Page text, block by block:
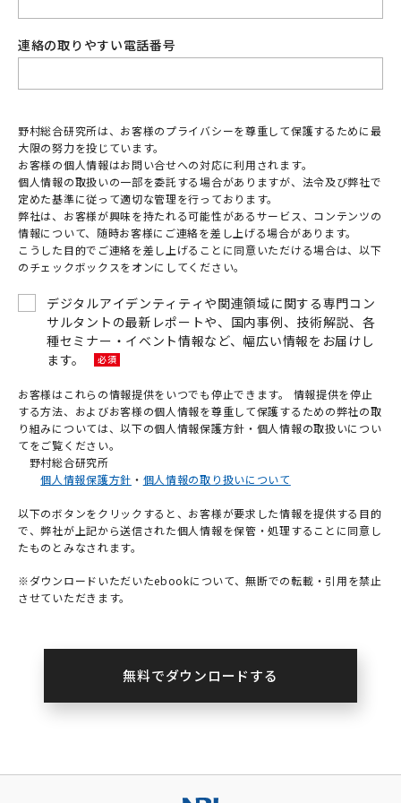
連絡の取りやすい電話番号
野村総合研究所は、お客様のプライバシーを尊重して保護するために最
大限の努力を投じています。
お客様の個人情報はお問い合せへの対応に利用されます。
個人情報の取扱いの一部を委託する場合がありますが、法令及び弊社で
定めた基準に従って適切な管理を行っております。
弊社は、お客様が興味を持たれる可能性があるサービス、コンテンツの
情報について、随時お客様にご連絡を差し上げる場合があります。
こうした目的でご連絡を差し上げることに同意いただける場合は、以下
のチェックボックスをオンにしてください。
デジタルアイデンティティや関連領域に関する専門コン
サルタントの最新レポートや、国内事例、技術解説、各
種セミナー・イベント情報など、幅広い情報をお届けし
ます。
お客様はこれらの情報提供をいつでも停止できます。 情報提供を停止
する方法、およびお客様の個人情報を尊重して保護するための弊社の取
り組みについては、以下の個人情報保護方針・個人情報の取扱いについ
てをご覧ください。
野村総合研究所
個人情報保護方針 ・ 個人情報の取り扱いについて
以下のボタンをクリックすると、お客様が要求した情報を提供する目的
で、弊社が上記から送信された個人情報を保管・処理することに同意し
たものとみなされます。
※ダウンロードいただいたebookについて、無断での転載・引用を禁止
させていただきます。